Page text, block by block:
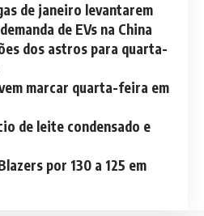
de janeiro levantarem
de EVs na China
dos astros para quarta-
marcar quarta-feira em
de leite condensado e
por 130 a 125 em